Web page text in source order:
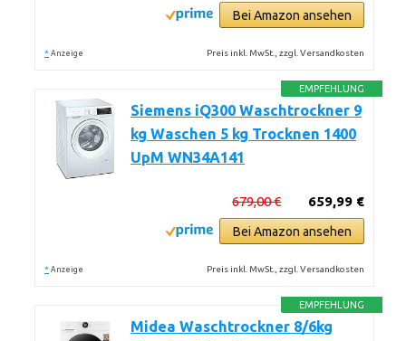
Bei Amazon ansehen
* Anzeige Preis inkl. MwSt., zzgl. Versandkosten
EMPFEHLUNG
Siemens iQ300 Waschtrockner 9
kg Waschen 5 kg Trocknen 1400
UpM WN34A141
659,99 €
679,00 €
Bei Amazon ansehen
* Anzeige Preis inkl. MwSt., zzgl. Versandkosten
EMPFEHLUNG
Midea Waschtrockner 8/6kg